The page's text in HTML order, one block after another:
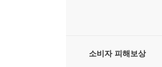
소비자 피해보상